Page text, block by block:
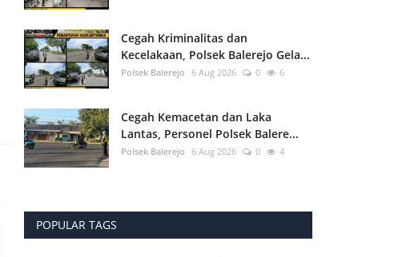
Cegah Kriminalitas dan
Kecelakaan, Polsek Balerejo Gela...
Polsek Balerejo 6 Aug 2026 0 6
Cegah Kemacetan dan Laka
Lantas, Personel Polsek Balere...
Polsek Balerejo 6 Aug 2026 0 4
POPULAR TAGS